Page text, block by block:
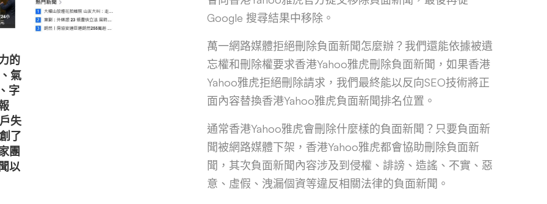
的
氣
字
失
了
團
以
Google 搜尋結果中移除。
萬一網路媒體拒絕刪除負面新聞怎麼辦？我們還能依據被遺
忘權和刪除權要求香港Yahoo雅虎刪除負面新聞，如果香港
Yahoo雅虎拒絕刪除請求，我們最終能以反向SEO技術將正
面內容替換香港Yahoo雅虎負面新聞排名位置。
通常香港Yahoo雅虎會刪除什麼樣的負面新聞？只要負面新
聞被網路媒體下架，香港Yahoo雅虎都會協助刪除負面新
聞，其次負面新聞內容涉及到侵權、誹謗、造謠、不實、惡
意、虛假、洩漏個資等違反相關法律的負面新聞。